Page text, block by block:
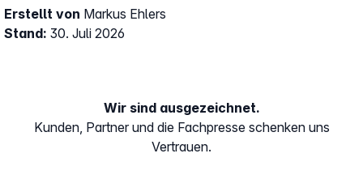
Erstellt von Markus Ehlers
Stand: 30. Juli 2026
Wir sind ausgezeichnet.
Kunden, Partner und die Fachpresse schenken uns
Vertrauen.